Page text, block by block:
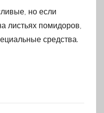
но если
листьях помидоров,
средства.